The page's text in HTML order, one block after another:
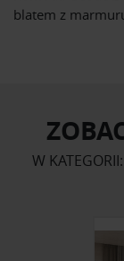
blatem z
W